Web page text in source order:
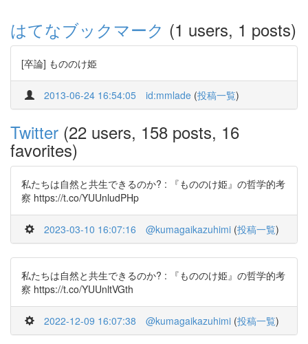
はてなブックマーク (1 users, 1 posts)
[卒論] もののけ姫
2013-06-24 16:54:05 id:mmlade (投稿一覧)
Twitter (22 users, 158 posts, 16
favorites)
私たちは自然と共生できるのか? : 『もののけ姫』の哲学的考
察 https://t.co/YUUnludPHp
2023-03-10 16:07:16 @kumagaikazuhimi (投稿一覧)
私たちは自然と共生できるのか? : 『もののけ姫』の哲学的考
察 https://t.co/YUUnltVGth
2022-12-09 16:07:38 @kumagaikazuhimi (投稿一覧)